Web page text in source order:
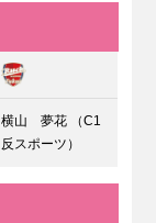
横山 夢花 （C1
反スポーツ）